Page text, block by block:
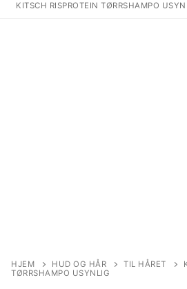
KITSCH RISPROTEIN TØRRSHAMPO
HJEM HUD OG HÅR TIL HÅRET
TØRRSHAMPO USYNLIG